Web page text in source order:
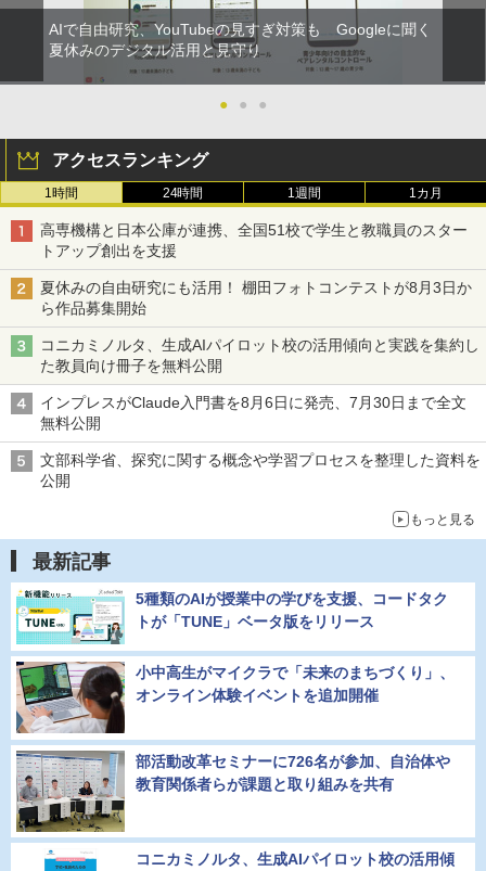
AIで自由研究、YouTubeの見すぎ対策も Googleに聞く
夏休みのデジタル活用と見守り
● ● ●
アクセスランキング
1時間 24時間 1週間 1カ月
高専機構と日本公庫が連携、全国51校で学生と教職員のスター
トアップ創出を支援
夏休みの自由研究にも活用！ 棚田フォトコンテストが8月3日か
ら作品募集開始
コニカミノルタ、生成AIパイロット校の活用傾向と実践を集約し
た教員向け冊子を無料公開
インプレスがClaude入門書を8月6日に発売、7月30日まで全文
無料公開
文部科学省、探究に関する概念や学習プロセスを整理した資料を
公開
もっと見る
最新記事
5種類のAIが授業中の学びを支援、コードタク
トが「TUNE」ベータ版をリリース
小中高生がマイクラで「未来のまちづくり」、
オンライン体験イベントを追加開催
部活動改革セミナーに726名が参加、自治体や
教育関係者らが課題と取り組みを共有
コニカミノルタ、生成AIパイロット校の活用傾